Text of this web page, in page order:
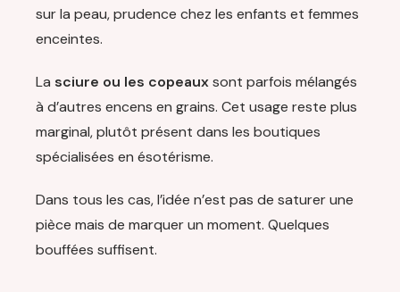
sur la peau, prudence chez les enfants et femmes
enceintes.
La sciure ou les copeauxsont parfois mélangés
à d’autres encens en grains. Cet usage reste plus
marginal, plutôt présent dans les boutiques
spécialisées en ésotérisme.
Dans tous les cas, l’idée n’est pas de saturer une
pièce mais de marquer un moment. Quelques
bouffées suffisent.